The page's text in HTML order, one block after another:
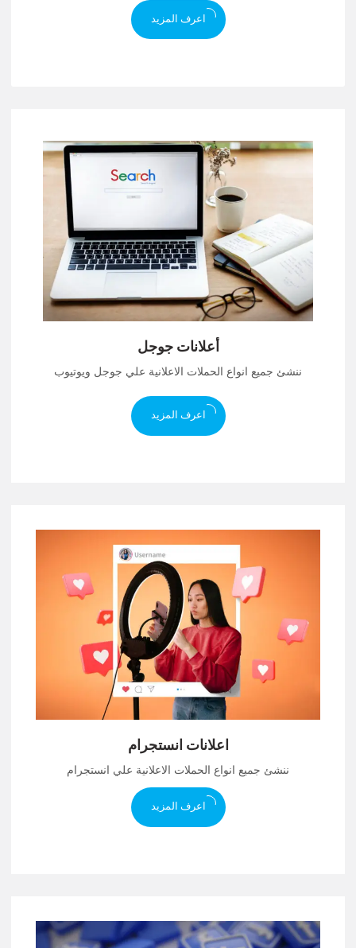
اعرف المزيد
أعلانات جوجل
ننشئ جميع انواع الحملات الاعلانية علي جوجل ويوتيوب
اعرف المزيد
اعلانات انستجرام
ننشئ جميع انواع الحملات الاعلانية علي انستجرام
اعرف المزيد